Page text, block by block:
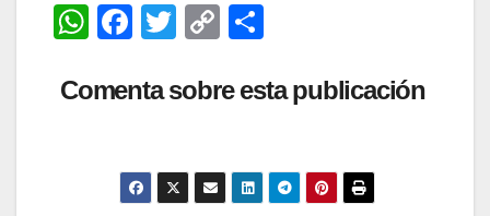
W
at
F
c
b
o
T
tt
C
p
Li
n
m
ar
tir
Comenta sobre esta publicación